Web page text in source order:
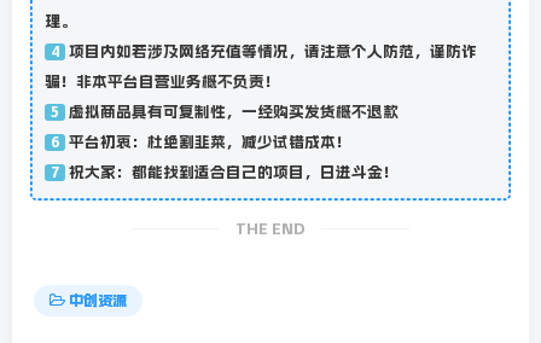
理。
4 项目内如若涉及网络充值等情况，请注意个人防范，谨防诈
骗！非本平台自营业务概不负责！
5 虚拟商品具有可复制性，一经购买发货概不退款
6 平台初衷：杜绝割韭菜，减少试错成本！
7 祝大家：都能找到适合自己的项目，日进斗金！
THE END
中创资源